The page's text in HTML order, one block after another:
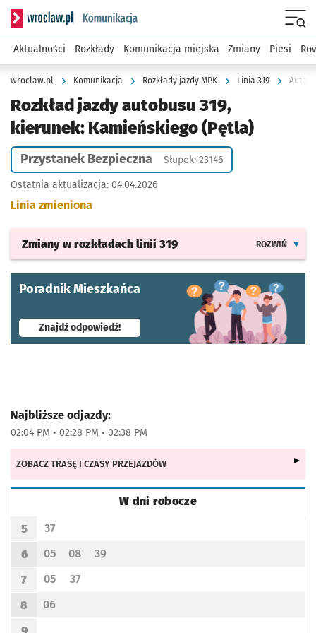
Serwis informacyjny wroclaw.pl podserwis: Komunikacja
Aktualności Rozkłady Komunikacja miejska Zmiany Piesi
wroclaw.pl Komunikacja Rozkłady jazdy MPK Linia 319
Rozkład jazdy autobusu 319,
kierunek: Kamieńskiego (Pętla)
Przystanek Bezpieczna Słupek: 23146
Ostatnia aktualizacja: 04.04.2026
Linia zmieniona
Zmiany w rozkładach linii 319 ROZWIŃ
Poradnik Mieszkańca
Znajdź odpowiedź!- otworzy się w nowej karcie
Najbliższe odjazdy:
02:04 PM • 02:28 PM • 02:38 PM
ZOBACZ TRASĘ I CZASY PRZEJAZDÓW
W dni robocze
Rozkład jazdy -
Godzina odjazdu
5
Odjazd
37
minut po godzinie 5
Godzina odjazdu
6
Odjazd
05
minut po godzinie 6
Odjazd
08
minut po godzinie 6
Odjazd
39
minut po godzinie 6
Godzina odjazdu
7
Odjazd
05
minut po godzinie 7
Odjazd
37
minut po godzinie 7
Godzina odjazdu
8
Odjazd
06
minut po godzinie 8
9